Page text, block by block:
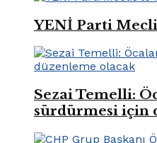
YENİ Parti
Sezai Temelli:
sürdürmesi için